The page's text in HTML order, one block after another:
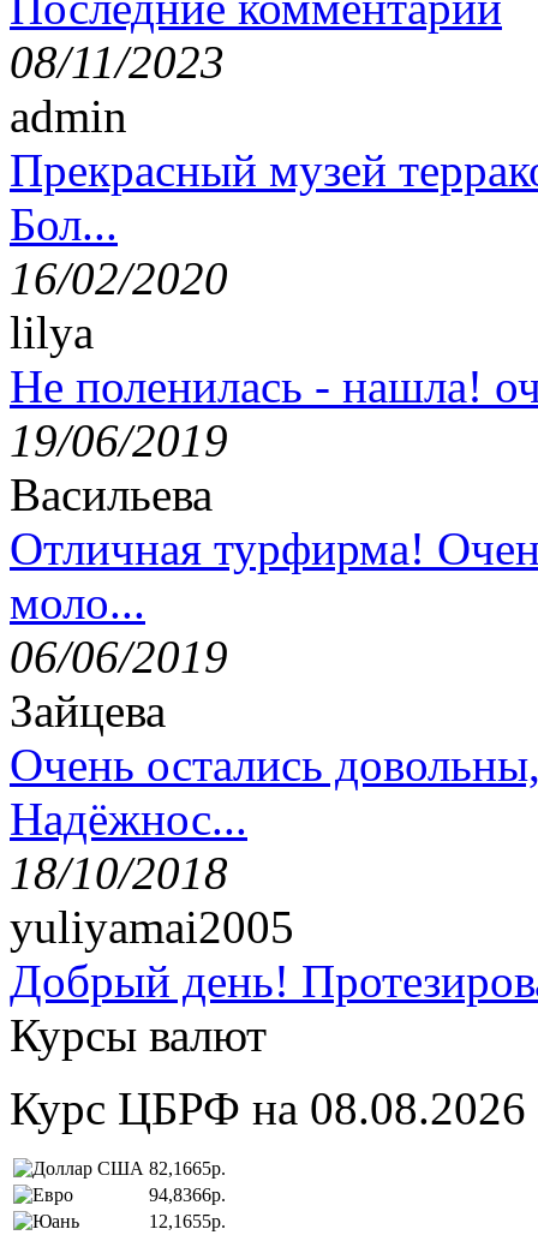
08/11/2023
admin
Прекрасный музей
Бол...
16/02/2020
lilya
Не поленилась - нашла!
19/06/2019
Васильева
Отличная турфирма!
моло...
06/06/2019
Зайцева
Очень остались
Надёжнос...
18/10/2018
yuliyamai2005
Добрый день!
Курсы валют
Курс ЦБРФ на 08.08.2026
82,1665р.
94,8366р.
12,1655р.